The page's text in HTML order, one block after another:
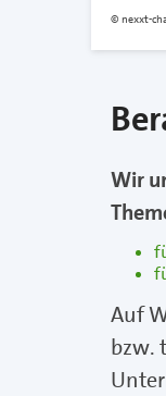
nexxt-
Wir
Auf
bzw.